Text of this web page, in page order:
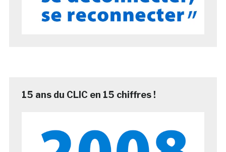
15 ans du CLIC en 15 chiffres !